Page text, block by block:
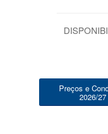
Preços e
2026/27